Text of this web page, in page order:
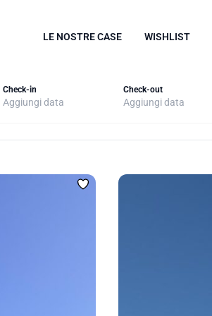
LE NOSTRE CASE WISHLIST
Check-in Check-out